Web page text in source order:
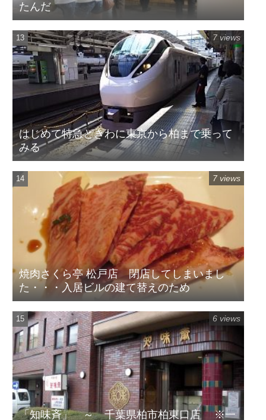
たんだ
はじめて特急ときわに東京から柏まで乗って
みる
7 views
焼肉さくら亭 松戸店 閉店してしまいまし
た・・・入居ビルの建て替えのため
7 views
「知味斉」 ～ 千葉県柏市柏東口店 ※一
6 views